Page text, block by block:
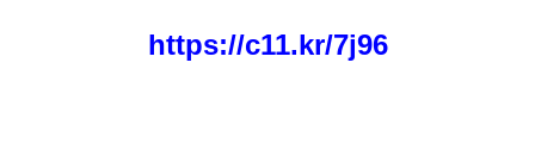
https://c11.kr/7j96